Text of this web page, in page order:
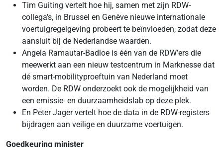
Tim Guiting vertelt hoe hij, samen met zijn RDW-
collega’s, in Brussel en Genève nieuwe internationale
voertuigregelgeving probeert te beïnvloeden, zodat deze
aansluit bij de Nederlandse waarden.
Angela Ramautar-Badloe is één van de RDW’ers die
meewerkt aan een nieuw testcentrum in Marknesse dat
dé smart-mobilityproeftuin van Nederland moet
worden. De RDW onderzoekt ook de mogelijkheid van
een emissie- en duurzaamheidslab op deze plek.
En Peter Jager vertelt hoe de data in de RDW-registers
bijdragen aan veilige en duurzame voertuigen.
Goedkeuring minister